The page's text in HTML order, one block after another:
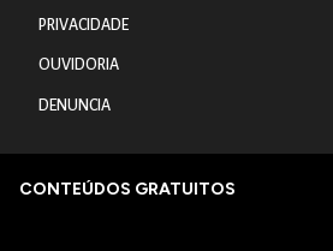
PRIVACIDADE
OUVIDORIA
DENUNCIA
CONTEÚDOS GRATUITOS